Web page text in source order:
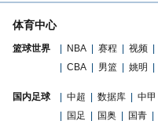
体育中心
篮球世界 NBA 赛程 视频
CBA 男篮 姚明
国内足球 中超 数据库 中甲
国足 国奥 国青